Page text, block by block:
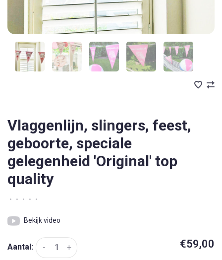
Vlaggenlijn, slingers, feest,
geboorte, speciale
gelegenheid 'Original' top
quality
• • • • •
Bekijk video
Aantal: +
- €59,00